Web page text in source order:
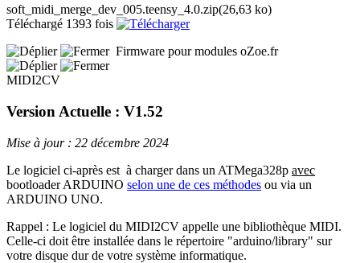
soft_midi_merge_dev_005.teensy_4.0.zip(26,63 ko)
Téléchargé 1393 fois
Firmware pour modules oZoe.fr
MIDI2CV
Version Actuelle : V1.52
Mise à jour : 22 décembre 2024
Le logiciel ci-après est à charger dans un ATMega328p avec
bootloader ARDUINO selon une de ces méthodes ou via un
ARDUINO UNO.
Rappel : Le logiciel du MIDI2CV appelle une bibliothèque MIDI.
Celle-ci doit être installée dans le répertoire "arduino/library" sur
votre disque dur de votre système informatique.